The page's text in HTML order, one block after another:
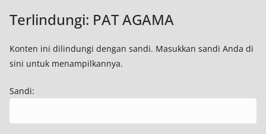
Terlindungi: PAT AGAMA
Konten ini dilindungi dengan sandi. Masukkan sandi Anda di
sini untuk menampilkannya.
Sandi: